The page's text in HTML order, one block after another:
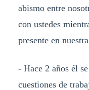
abismo entre
con ustedes
presente en
- Hace 2 años él
cuestiones de